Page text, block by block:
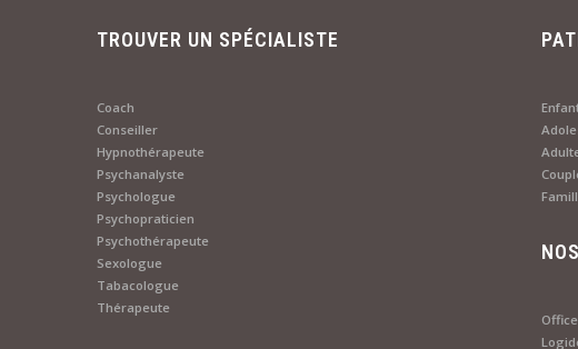
TROUVER UN SPÉCIALISTE
Coach
Conseiller
Hypnothérapeute
Psychanalyste
Psychologue
Psychopraticien
Psychothérapeute
Sexologue
Tabacologue
Thérapeute